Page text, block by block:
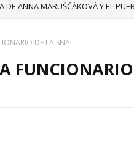
DE ANNA MARUŠČÁKOVÁ Y EL
DE LA SNAI